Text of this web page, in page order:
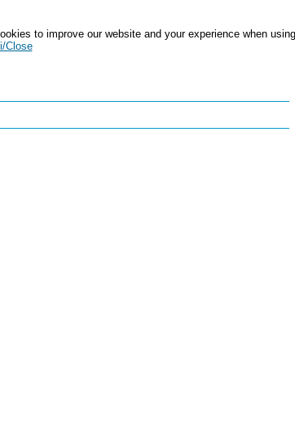
to improve our website and your experience when using
Close